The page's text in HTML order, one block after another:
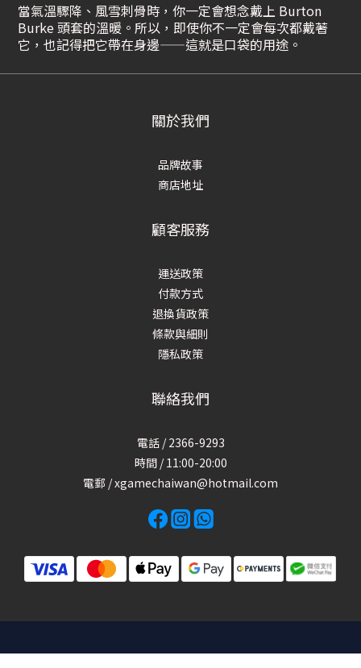
當氣溫驟降、風雪刺骨時，你一定會想念戴上 Burton
Burke 頭套的溫暖。所以，即使你不一定會每次都戴著
它，也記得把它帶在身邊——這就是口袋的用途。
關於我們
品牌故事
商店地址
顧客服務
運送政策
付款方式
退換貨政策
條款與細則
隱私政策
聯絡我們
電話 / 2366-9293
時間 / 11:00-20:00
電郵 / xgamechaiwan@hotmail.com